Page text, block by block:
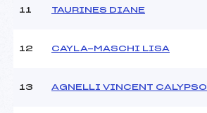
Ouvreurs B :
11 TAURINES DIANE
12 CAYLA-MASCHI LISA
13 AGNELLI VINCENT CALYPSO